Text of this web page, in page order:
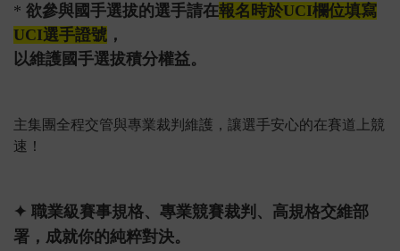
* 欲參與國手選拔的選手請在報名時於UCI欄位填寫
UCI選手證號 ，
以維護國手選拔積分權益。
主集團全程交管與專業裁判維護，讓選手安心的在賽道上競
速！
✦ 職業級賽事規格、專業競賽裁判、高規格交維部
署，成就你的純粹對決。